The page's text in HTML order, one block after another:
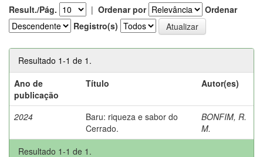
Result./Pág. | Ordenar por
Ordenar
Registro(s)
Resultado 1-1 de 1.
Ano de
publicação
Título Autor(es)
2024
Baru: riqueza e sabor do
Cerrado.
BONFIM, R.
M.
Resultado 1-1 de 1.